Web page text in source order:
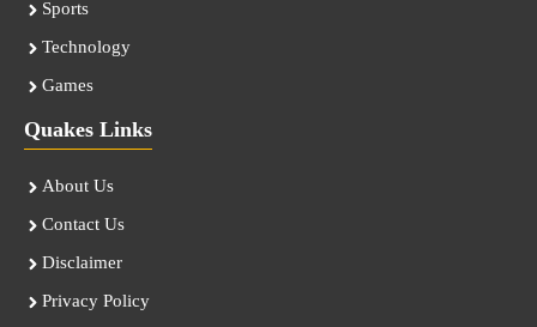
Sports
Technology
Games
Quakes Links
About Us
Contact Us
Disclaimer
Privacy Policy